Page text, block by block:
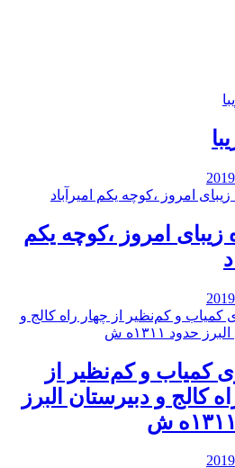
زیبای امروز ،کوچه یکم
کمیاب و کم‌نظیر از
كالج و دبيرستان البرز